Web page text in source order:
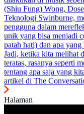
(Shiu Fung) Wong,
Teknologi Swinburne,
pengguna dalam
unik yang bisa menjadi
patah hati) dan apa
Jadi, ketika kita melihat
teratas, rasanya seperti
tentang apa saja yang
artikel di The
Halaman